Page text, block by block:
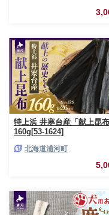
特上浜 井寒台産「献上昆布
160g[53-1624]
北海道浦河町